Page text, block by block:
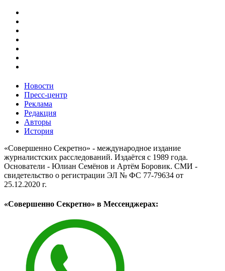
Новости
Пресс-центр
Реклама
Редакция
Авторы
История
«Совершенно Секретно» - международное издание
журналистских расследований. Издаётся с 1989 года.
Основатели - Юлиан Семёнов и Артём Боровик. CМИ -
свидетельство о регистрации ЭЛ № ФС 77-79634 от
25.12.2020 г.
«Совершенно Секретно» в Мессенджерах: